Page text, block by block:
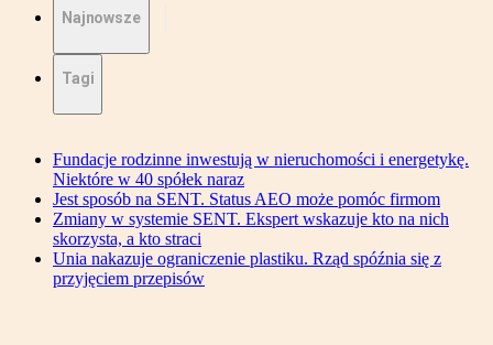
Najnowsze
Tagi
Fundacje rodzinne inwestują w nieruchomości i energetykę.
Niektóre w 40 spółek naraz
Jest sposób na SENT. Status AEO może pomóc firmom
Zmiany w systemie SENT. Ekspert wskazuje kto na nich
skorzysta, a kto straci
Unia nakazuje ograniczenie plastiku. Rząd spóźnia się z
przyjęciem przepisów